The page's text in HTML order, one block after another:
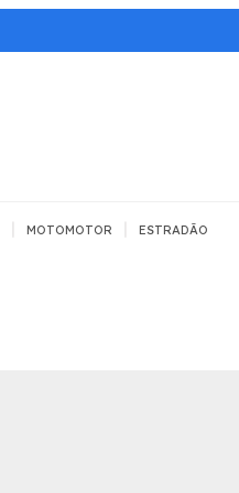
MOTOMOTOR ESTRADÃO